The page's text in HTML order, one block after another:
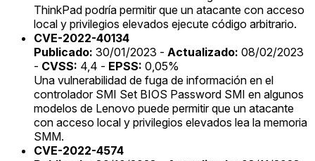
ThinkPad podría permitir que un atacante con acceso
local y privilegios elevados ejecute código arbitrario.
CVE-2022-40134
Publicado: 30/01/2023 - Actualizado: 08/02/2023
- CVSS: 4,4 - EPSS: 0,05%
Una vulnerabilidad de fuga de información en el
controlador SMI Set BIOS Password SMI en algunos
modelos de Lenovo puede permitir que un atacante
con acceso local y privilegios elevados lea la memoria
SMM.
CVE-2022-4574